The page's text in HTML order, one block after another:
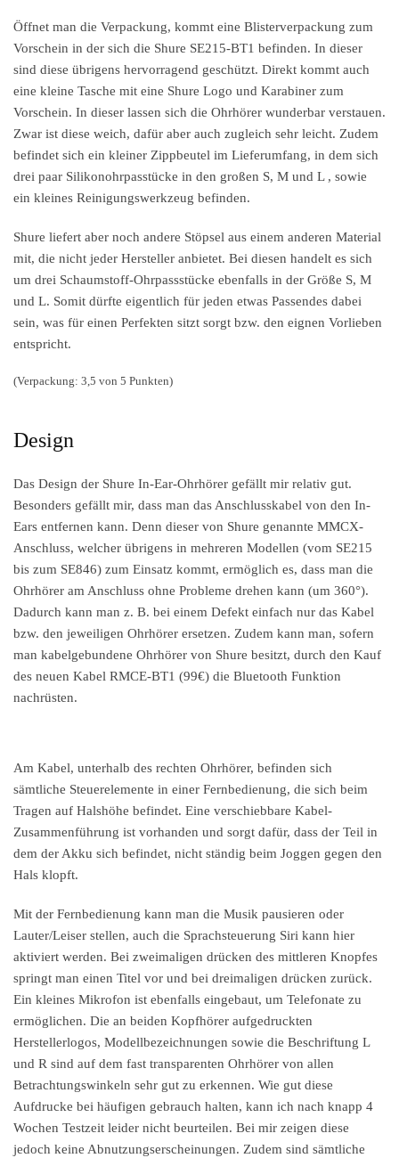
Öffnet man die Verpackung, kommt eine Blisterverpackung zum
Vorschein in der sich die Shure SE215-BT1 befinden. In dieser
sind diese übrigens hervorragend geschützt. Direkt kommt auch
eine kleine Tasche mit eine Shure Logo und Karabiner zum
Vorschein. In dieser lassen sich die Ohrhörer wunderbar verstauen.
Zwar ist diese weich, dafür aber auch zugleich sehr leicht. Zudem
befindet sich ein kleiner Zippbeutel im Lieferumfang, in dem sich
drei paar Silikonohrpasstücke in den großen S, M und L , sowie
ein kleines Reinigungswerkzeug befinden.
Shure liefert aber noch andere Stöpsel aus einem anderen Material
mit, die nicht jeder Hersteller anbietet. Bei diesen handelt es sich
um drei Schaumstoff-Ohrpassstücke ebenfalls in der Größe S, M
und L. Somit dürfte eigentlich für jeden etwas Passendes dabei
sein, was für einen Perfekten sitzt sorgt bzw. den eignen Vorlieben
entspricht.
(Verpackung: 3,5 von 5 Punkten)
Design
Das Design der Shure In-Ear-Ohrhörer gefällt mir relativ gut.
Besonders gefällt mir, dass man das Anschlusskabel von den In-
Ears entfernen kann. Denn dieser von Shure genannte MMCX-
Anschluss, welcher übrigens in mehreren Modellen (vom SE215
bis zum SE846) zum Einsatz kommt, ermöglich es, dass man die
Ohrhörer am Anschluss ohne Probleme drehen kann (um 360°).
Dadurch kann man z. B. bei einem Defekt einfach nur das Kabel
bzw. den jeweiligen Ohrhörer ersetzen. Zudem kann man, sofern
man kabelgebundene Ohrhörer von Shure besitzt, durch den Kauf
des neuen Kabel RMCE-BT1 (99€) die Bluetooth Funktion
nachrüsten.
Am Kabel, unterhalb des rechten Ohrhörer, befinden sich
sämtliche Steuerelemente in einer Fernbedienung, die sich beim
Tragen auf Halshöhe befindet. Eine verschiebbare Kabel-
Zusammenführung ist vorhanden und sorgt dafür, dass der Teil in
dem der Akku sich befindet, nicht ständig beim Joggen gegen den
Hals klopft.
Mit der Fernbedienung kann man die Musik pausieren oder
Lauter/Leiser stellen, auch die Sprachsteuerung Siri kann hier
aktiviert werden. Bei zweimaligen drücken des mittleren Knopfes
springt man einen Titel vor und bei dreimaligen drücken zurück.
Ein kleines Mikrofon ist ebenfalls eingebaut, um Telefonate zu
ermöglichen. Die an beiden Kopfhörer aufgedruckten
Herstellerlogos, Modellbezeichnungen sowie die Beschriftung L
und R sind auf dem fast transparenten Ohrhörer von allen
Betrachtungswinkeln sehr gut zu erkennen. Wie gut diese
Aufdrucke bei häufigen gebrauch halten, kann ich nach knapp 4
Wochen Testzeit leider nicht beurteilen. Bei mir zeigen diese
jedoch keine Abnutzungserscheinungen. Zudem sind sämtliche